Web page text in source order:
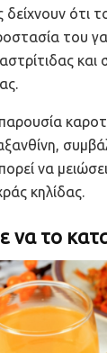
ότι
του
και
να
κηλίδας.
να το